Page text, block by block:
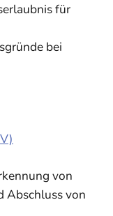
für
bei
von
Abschluss von